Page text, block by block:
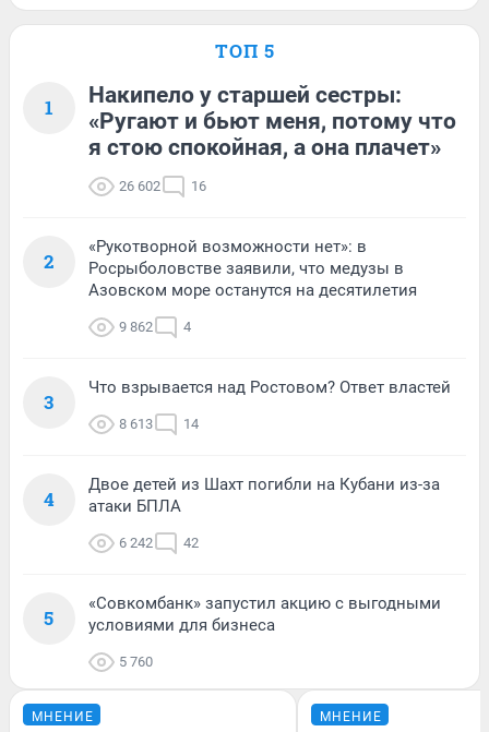
ТОП 5
1
Накипело у старшей сестры:
«Ругают и бьют меня, потому что
я стою спокойная, а она плачет»
26 602 16
2
«Рукотворной возможности нет»: в
Росрыболовстве заявили, что медузы в
Азовском море останутся на десятилетия
9 862 4
3
Что взрывается над Ростовом? Ответ властей
8 613 14
4
Двое детей из Шахт погибли на Кубани из-за
атаки БПЛА
6 242 42
5
«Совкомбанк» запустил акцию с выгодными
условиями для бизнеса
5 760
МНЕНИЕ МНЕНИЕ